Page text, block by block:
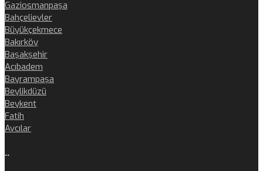
Gaziosmanpaşa
Bahçelievler
Büyükçekmece
Bakırköy
Başakşehir
Acıbadem
Bayrampaşa
Beylikdüzü
Beykent
Fatih
Avcılar
..